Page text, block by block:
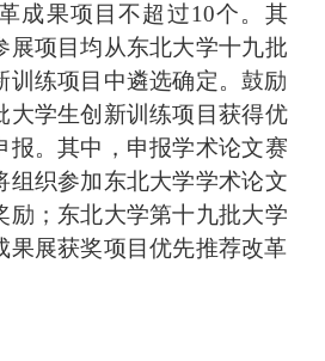
成果项目不超过10个。其
展项目均从东北大学十九批
训练项目中遴选确定。鼓励
大学生创新训练项目获得优
。其中， 申报学术论文赛
组织参加东北大学学术论文
励 ； 东北大学第十九批大学
果展获奖项目优先推荐改革